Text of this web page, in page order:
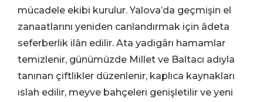
mücadele ekibi kurulur. Yalova’da geçmişin el
zanaatlarını yeniden canlandırmak için âdeta
seferberlik ilân edilir. Ata yadigârı hamamlar
temizlenir, günümüzde Millet ve Baltacı adıyla
tanınan çiftlikler düzenlenir, kaplıca kaynakları
ıslah edilir, meyve bahçeleri genişletilir ve yeni